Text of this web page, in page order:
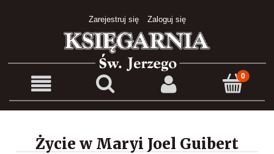
Zarejestruj się Zaloguj się
Życie w Maryi Joel Guibert